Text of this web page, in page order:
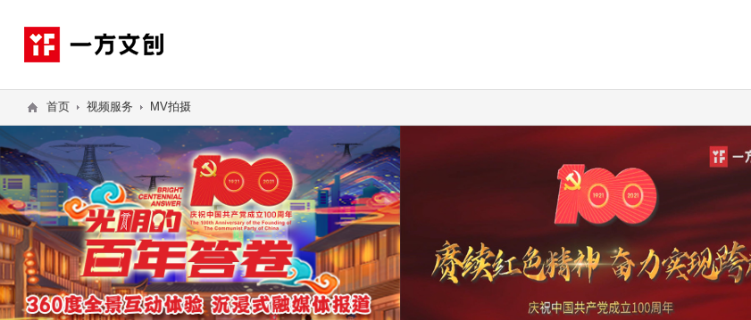
企业宣传片 产品宣传片 纪录片
商业摄影 电商产品摄影 电商设计 品牌VI设计
峰会论坛 会议活动
首页 视频服务 MV拍摄